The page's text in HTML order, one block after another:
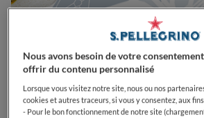
Nous avons besoin de votre
offrir du contenu personnalisé
Lorsque vous visitez notre site, nous ou nos
cookies et autres traceurs, si vous y consentez, aux
- Pour le bon fonctionnement de notre site